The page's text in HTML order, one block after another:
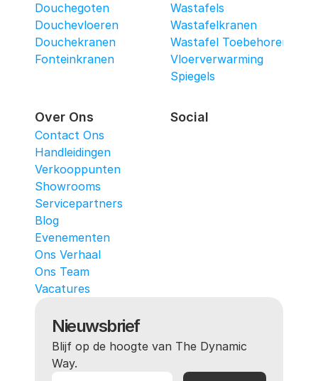
Douchegoten
Douchevloeren
Douchekranen
Fonteinkranen
Wastafels
Wastafelkranen
Wastafel Toebehoren
Vloerverwarming
Spiegels
Over Ons
Contact Ons
Handleidingen
Verkooppunten
Showrooms
Servicepartners
Blog
Evenementen
Ons Verhaal
Ons Team
Vacatures
Social
Nieuwsbrief
Blijf op de hoogte van The Dynamic
Way.